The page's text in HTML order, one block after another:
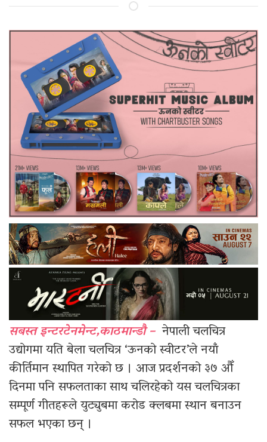
सबस्त इन्टरटेनमेन्ट,काठमान्डौ – नेपाली चलचित्र
उद्योगमा यति बेला चलचित्र ‘ऊनको स्वीटर’ले नयाँ
कीर्तिमान स्थापित गरेको छ । आज प्रदर्शनको ३७ औँ
दिनमा पनि सफलताका साथ चलिरहेको यस चलचित्रका
सम्पूर्ण गीतहरूले युट्युबमा करोड क्लबमा स्थान बनाउन
सफल भएका छन् ।